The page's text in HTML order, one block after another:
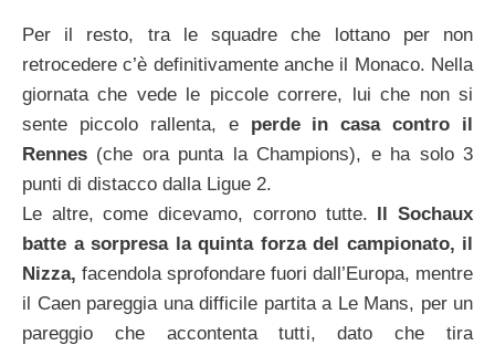
Per il resto, tra le squadre che lottano per non
retrocedere c’è definitivamente anche il Monaco. Nella
giornata che vede le piccole correre, lui che non si
sente piccolo rallenta, e perde in casa contro il
Rennes (che ora punta la Champions), e ha solo 3
punti di distacco dalla Ligue 2.
Le altre, come dicevamo, corrono tutte. Il Sochaux
batte a sorpresa la quinta forza del campionato, il
Nizza, facendola sprofondare fuori dall’Europa, mentre
il Caen pareggia una difficile partita a Le Mans, per un
pareggio che accontenta tutti, dato che tira